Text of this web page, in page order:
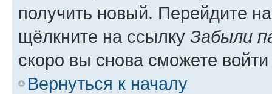
получить новый. Перейдите
щёлкните на ссылку Забыли
скоро вы снова сможете
Вернуться к началу